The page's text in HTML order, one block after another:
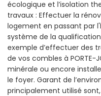
écologique et l’isolation
travaux : Effectuer la
logement en passant par
système de la
exemple d’effectuer des
de vos combles à PORTE-
minérale ou encore
le foyer. Garant de
principalement utilisé